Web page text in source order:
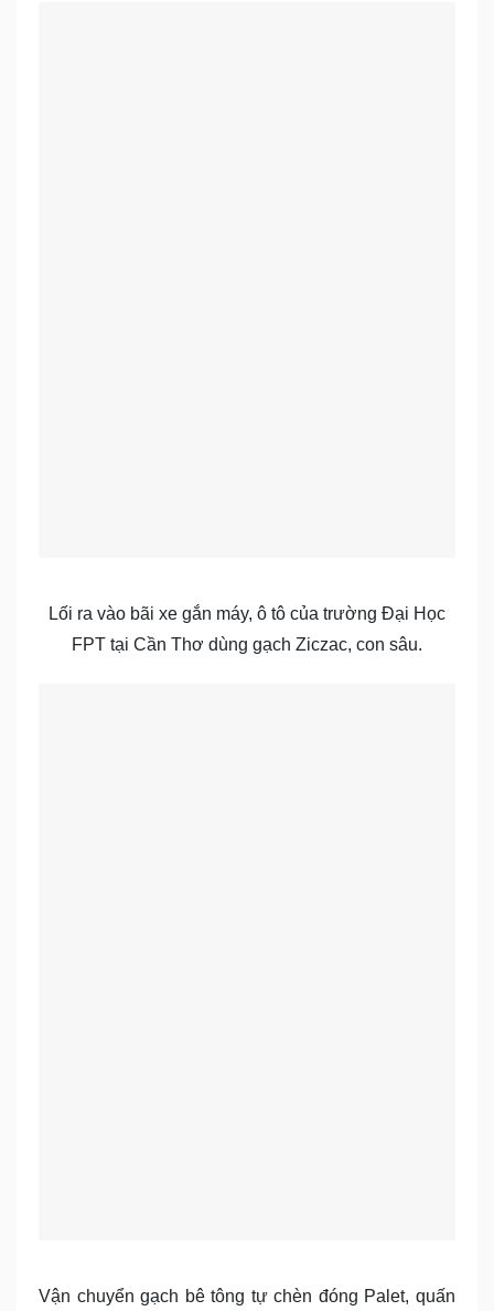
Lối ra vào bãi xe gắn máy, ô tô của trường Đại Học
FPT tại Cần Thơ dùng gạch Ziczac, con sâu.
Vận chuyển gạch bê tông tự chèn đóng Palet, quấn